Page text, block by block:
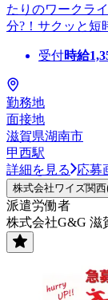
たりのワークラ
分?！サクッと
受付時給
勤務地
面接地
滋賀県湖南市
甲西駅
詳細を見る
応募
株式会社ワイズ関
派遣労働者
株式会社G&G 滋